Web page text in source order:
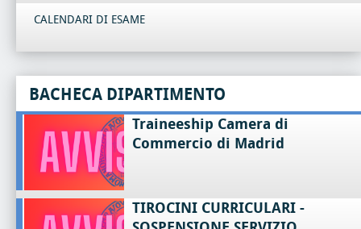
CALENDARI DI ESAME
BACHECA DIPARTIMENTO
Traineeship Camera di
Commercio di Madrid
TIROCINI CURRICULARI -